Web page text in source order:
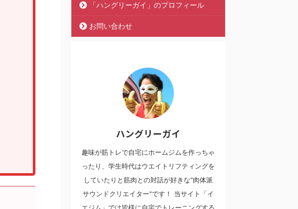
「ハングリーガイ」のプロフィール
お問い合わせ
ハングリーガイ
趣味が筋トレで自宅にホームジムを作っちゃ
ったり、学生時代はウエイトリフティングを
していたりと筋肉との対話が好きな"肉体派
サウンドクリエイター"です！ 当サイト「イ